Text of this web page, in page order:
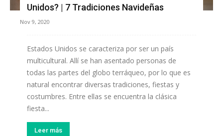
Unidos? | 7 Tradiciones Navideñas
Nov 9, 2020
Estados Unidos se caracteriza por ser un país
multicultural. Allí se han asentado personas de
todas las partes del globo terráqueo, por lo que es
natural encontrar diversas tradiciones, fiestas y
costumbres. Entre ellas se encuentra la clásica
fiesta...
Leer más